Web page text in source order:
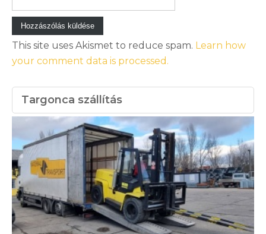
This site uses Akismet to reduce spam. Learn how
your comment data is processed.
Targonca szállítás